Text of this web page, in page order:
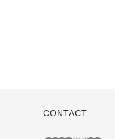
CONTACT